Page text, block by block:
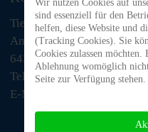
Tiere in Not Odenwald e.V.
Am Morsberg 1
64385 Reichelsheim
Telefon: 06063 / 939 848
E-Mail: tino@tiere-in-not-
Wir nutzen Cookies auf
sind essenziell für den
helfen, diese Website und
(Tracking Cookies). Sie
Cookies zulassen möchten.
Ablehnung womöglich
Seite zur Verfügung stehen.